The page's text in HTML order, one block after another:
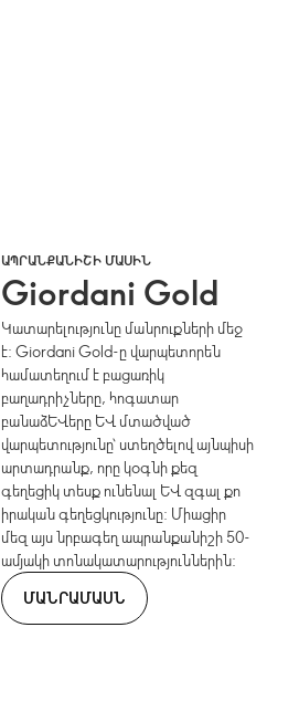
ԱՊՐԱՆՔԱՆԻՇԻ ՄԱՍԻՆ
Giordani Gold
Կատարելությունը մանրուքների մեջ
է: Giordani Gold-ը վարպետորեն
համատեղում է բացառիկ
բաղադրիչները, հոգատար
բանաձևերը և մտածված
վարպետությունը՝ ստեղծելով այնպիսի
արտադրանք, որը կօգնի քեզ
գեղեցիկ տեսք ունենալ և զգալ քո
իրական գեղեցկությունը: Միացիր
մեզ այս նրբագեղ ապրանքանիշի 50-
ամյակի տոնակատարություններին:
ՄԱՆՐԱՄԱՍՆ